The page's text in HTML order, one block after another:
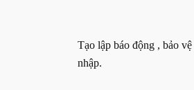
Tạo lập báo động , bảo
nhập.